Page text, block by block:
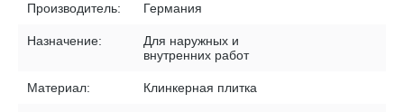
Производитель: Германия
Назначение:
Для наружных и
внутренних работ
Материал: Клинкерная плитка